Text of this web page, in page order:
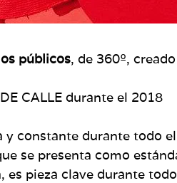
públicos, de 360º,
CALLE durante el 2018
constante durante todo
se presenta como
pieza clave durante